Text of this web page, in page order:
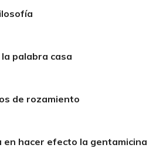
palabra casa
de rozamiento
hacer efecto la gentamicina